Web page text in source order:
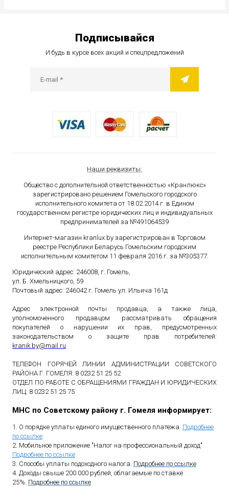
Наши реквизиты:
Общество с дополнительной ответственностью «Кранлюкс»
зарегистрировано решением Гомельского городского
исполнительного комитета от 18.02.2014 г. в Едином
государственном регистре юридических лиц и индивидуальных
предпринимателей за №491064539
Интернет-магазин kranlux.by зарегистрирован в Торговом
реестре Республики Беларусь Гомельским городским
исполнительным комитетом 11 февраля 2016 г. за №305377.
Юридический адрес: 246008, г. Гомель,
ул. Б. Хмельницкого, 59
Почтовый адрес: 246042 г. Гомель ул. Ильича 161д
Адрес электронной почты продавца, а также лица,
уполномоченного продавцом рассматривать обращения
покупателей о нарушении их прав, предусмотренных
законодательством о защите прав потребителей:
kranik.by@mail .ru
ТЕЛЕФОН ГОРЯЧЕЙ ЛИНИИ АДМИНИСТРАЦИИ СОВЕТСКОГО
РАЙОНА Г. ГОМЕЛЯ: 8 0232 51 25 52
ОТДЕЛ ПО РАБОТЕ С ОБРАЩЕНИЯМИ ГРАЖДАН И ЮРИДИЧЕСКИХ
ЛИЦ: 8 0232 51 25 75
МНС по Советскому району г. Гомеля информирует:
1. О порядке уплаты единого имущественного платежа. Подробнее
по ссылке
2. Мобильное приложение "Налог на профессиональный доход".
Подробнее по ссылке
3. Способы уплаты подоходного налога. Подробнее по ссылке
4. Доходы свыше 200 000 рублей, облагаемые по ставке
25%. Подробнее по ссылке
Подписывайся
И будь в курсе всех акций и спецпредложений